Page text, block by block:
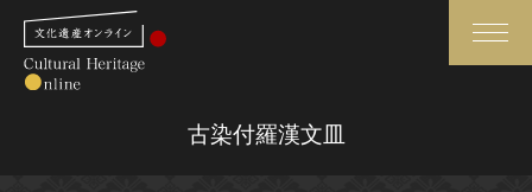
古染付羅漢文皿